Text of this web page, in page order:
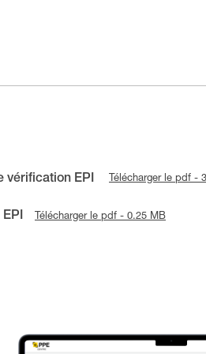
vérification EPI Télécharger le pdf -
EPI Télécharger le pdf - 0.25 MB